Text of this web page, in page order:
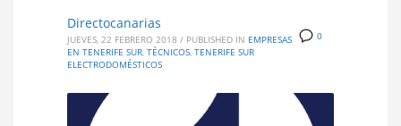
0
Directocanarias
JUEVES, 22 FEBRERO 2018 / PUBLISHED IN EMPRESAS
EN TENERIFE SUR, TÉCNICOS, TENERIFE SUR
ELECTRODOMÉSTICOS